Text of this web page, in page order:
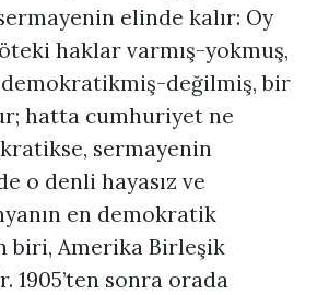
elinde kalır: Oy
haklar varmış-yokmuş,
değilmiş, bir
hatta cumhuriyet ne
sermayenin
o denli hayasız ve
en demokratik
biri, Amerika Birleşik
1905’ten sonra orada